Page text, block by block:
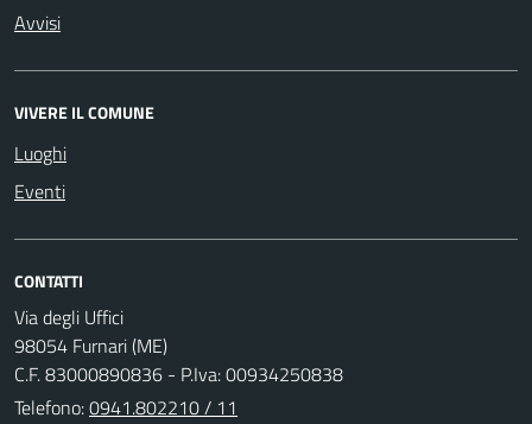
Avvisi
VIVERE IL COMUNE
Luoghi
Eventi
CONTATTI
Via degli Uffici
98054 Furnari (ME)
C.F. 83000890836 - P.Iva: 00934250838
Telefono:0941.802210 / 11